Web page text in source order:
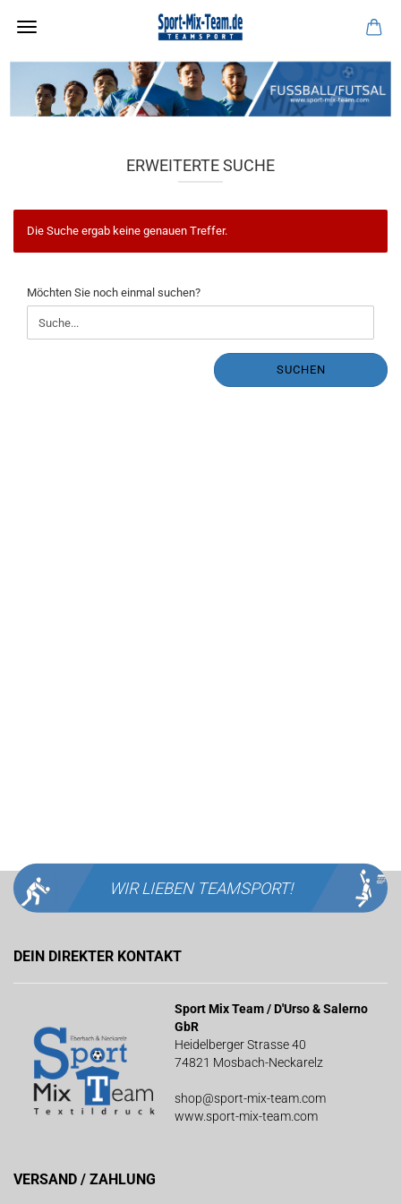
ERWEITERTE SUCHE
Die Suche ergab keine genauen Treffer.
MÖCHTEN
SIE
NOCH
EINMAL
Möchten Sie noch einmal suchen?
SUCHEN
WIR LIEBEN TEAMSPORT!
DEIN DIREKTER KONTAKT
Sport Mix Team / D'Urso & Salerno
GbR
Heidelberger Strasse 40
74821 Mosbach-Neckarelz
shop@sport-mix-team.com
www.sport-mix-team.com
VERSAND / ZAHLUNG